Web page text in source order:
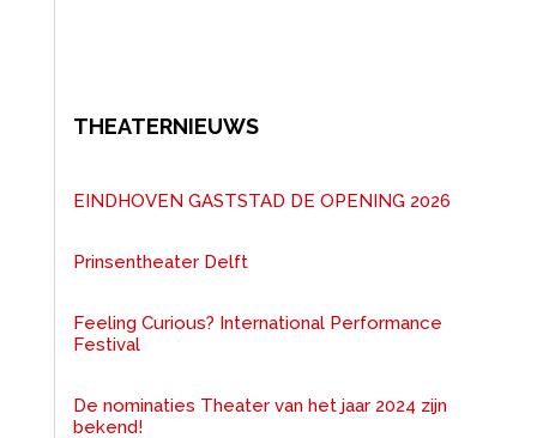
THEATERNIEUWS
EINDHOVEN GASTSTAD DE OPENING 2026
Prinsentheater Delft
Feeling Curious? International Performance
Festival
De nominaties Theater van het jaar 2024 zijn
bekend!